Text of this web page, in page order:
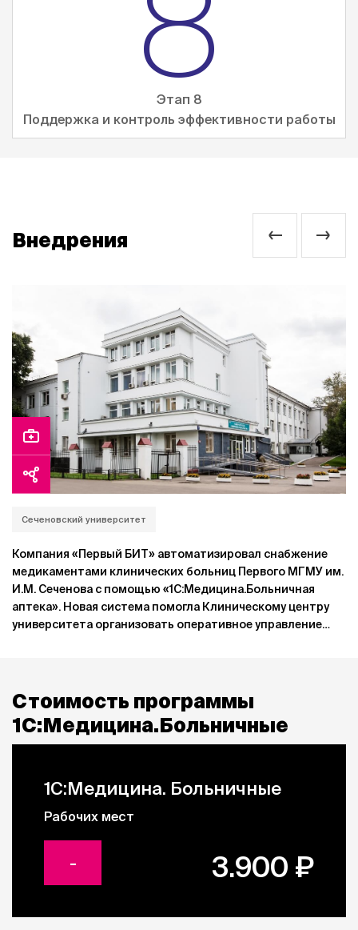
Этап 8
Поддержка и контроль эффективности работы
Внедрения
Сеченовский университет
Компания «Первый БИТ» автоматизировал снабжение
медикаментами клинических больниц Первого МГМУ им.
И.М. Сеченова с помощью «1С:Медицина.Больничная
аптека». Новая система помогла Клиническому центру
университета организовать оперативное управление
В результате на 15% ускорилось формирование плановой
потребности отделений в лекарственных препаратах,
усилен контроль за остатками медикаментов на
складах, заказы поставщикам составляются втрое
Стоимость программы
1С:Медицина.Больничные
1С:Медицина. Больничные
Рабочих мест
- 3.900 ₽